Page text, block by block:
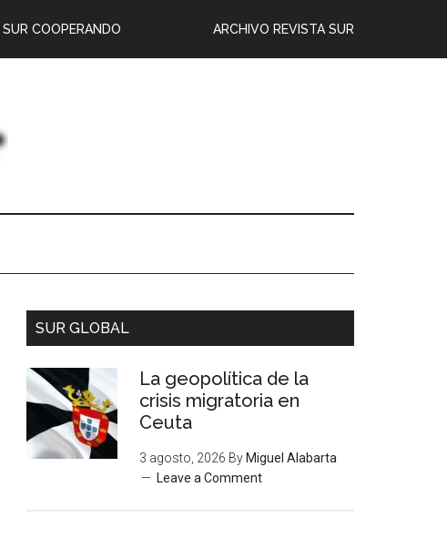
ARCHIVO REVISTA SUR
SUR COOPERANDO
SUR GLOBAL
La geopolítica de la
crisis migratoria en
Ceuta
3 agosto, 2026 By Miguel Alabarta
Leave a Comment